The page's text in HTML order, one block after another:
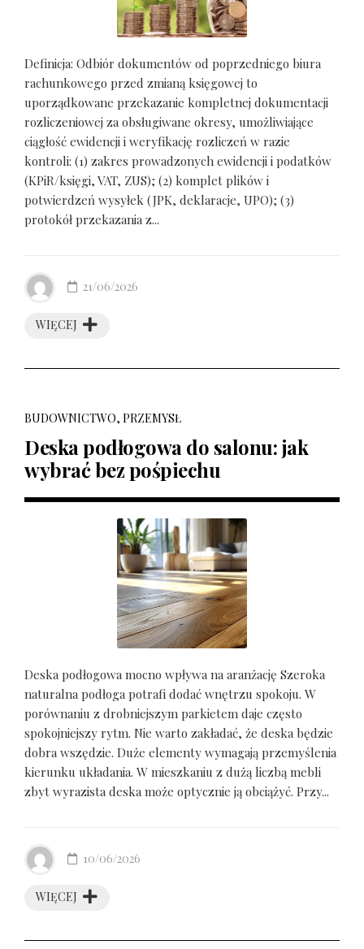
Definicja: Odbiór dokumentów od poprzedniego biura
rachunkowego przed zmianą księgowej to
uporządkowane przekazanie kompletnej dokumentacji
rozliczeniowej za obsługiwane okresy, umożliwiające
ciągłość ewidencji i weryfikację rozliczeń w razie
kontroli: (1) zakres prowadzonych ewidencji i podatków
(KPiR/księgi, VAT, ZUS); (2) komplet plików i
potwierdzeń wysyłek (JPK, deklaracje, UPO); (3)
protokół przekazania z...
WIĘCEJ
21/06/2026
BUDOWNICTWO, PRZEMYSŁ
Deska podłogowa do salonu: jak
wybrać bez pośpiechu
Deska podłogowa mocno wpływa na aranżację Szeroka
naturalna podłoga potrafi dodać wnętrzu spokoju. W
porównaniu z drobniejszym parkietem daje często
spokojniejszy rytm. Nie warto zakładać, że deska będzie
dobra wszędzie. Duże elementy wymagają przemyślenia
kierunku układania. W mieszkaniu z dużą liczbą mebli
zbyt wyrazista deska może optycznie ją obciążyć. Przy...
WIĘCEJ
10/06/2026